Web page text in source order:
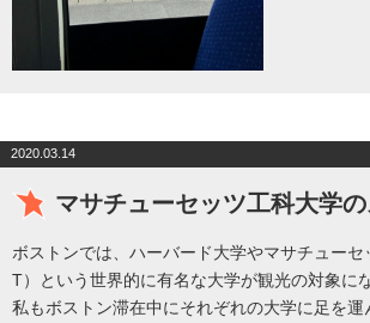
2020.03.14
マサチューセッツ工科大学
ボストンでは、ハーバード大学やマサチューセ
T）という世界的に有名な大学が観光の対象に
私もボストン滞在中にそれぞれの大学に足を運